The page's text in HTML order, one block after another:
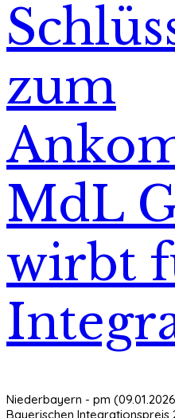
zum
MdL
wirbt
Niederbayern - pm
Bayerischen